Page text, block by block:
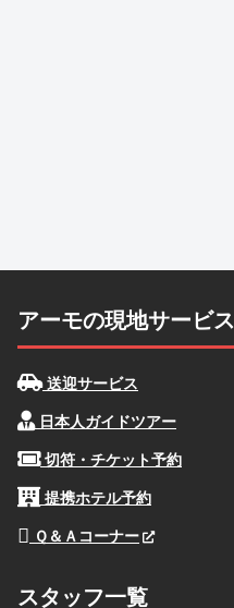
アーモの現地サービス
送迎サービス
日本人ガイドツアー
切符・チケット予約
提携ホテル予約
Ｑ＆Ａコーナー
スタッフ一覧